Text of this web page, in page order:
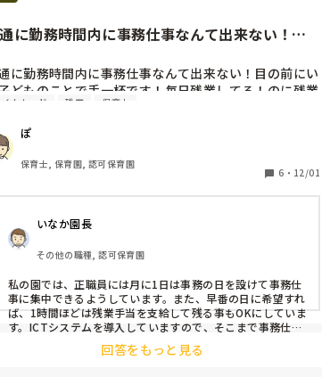
に勤務時間内に事務仕事なんて出来ない！目
に勤務時間内に事務仕事なんて出来ない！目の前にい
どものことで手一杯です！毎日残業してる！のに残業
の保育園はどうやって事務時間を確保してるんでしょう
残業したとしても残業代出てますか？
イムカード 残業 保育士
ぽ
保育士, 保育園, 認可保育園
6 ・ 12/01
いなか園長
その他の職種, 認可保育園
私の園では、正職員には月に1日は事務の日を設けて事務仕
事に集中できるようしています。また、早番の日に希望すれ
ば、1時間ほどは残業手当を支給して残る事もOKにしていま
す。ICTシステムを導入していますので、そこまで事務仕事
に時間をとられる事もないようです。
回答をもっと見る